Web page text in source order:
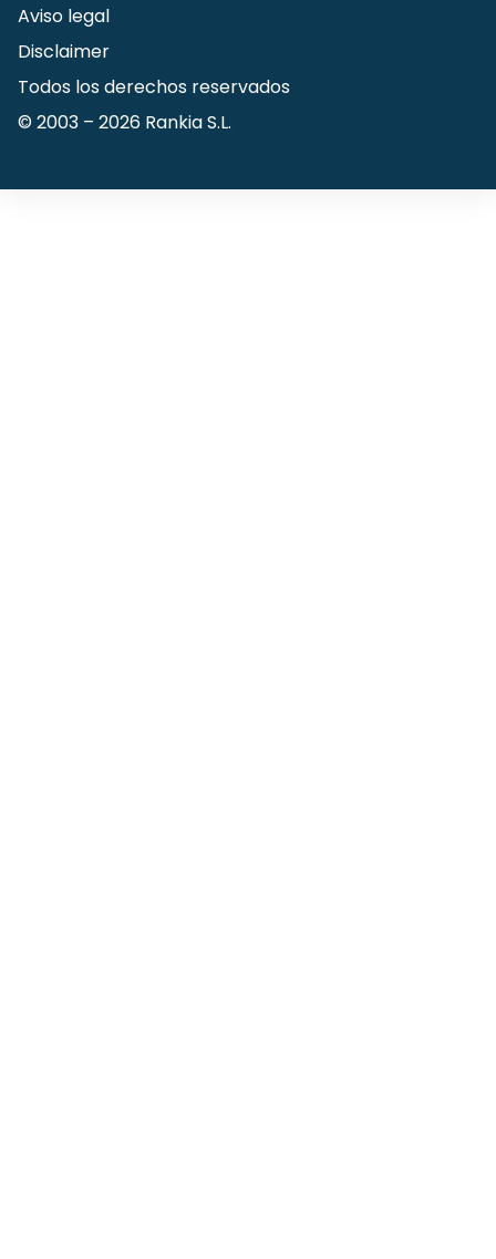
Aviso legal
Disclaimer
Todos los derechos reservados
© 2003 – 2026 Rankia S.L.